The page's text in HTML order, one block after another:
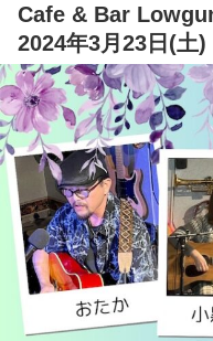
Cafe & Bar
2024年3月23日(土)